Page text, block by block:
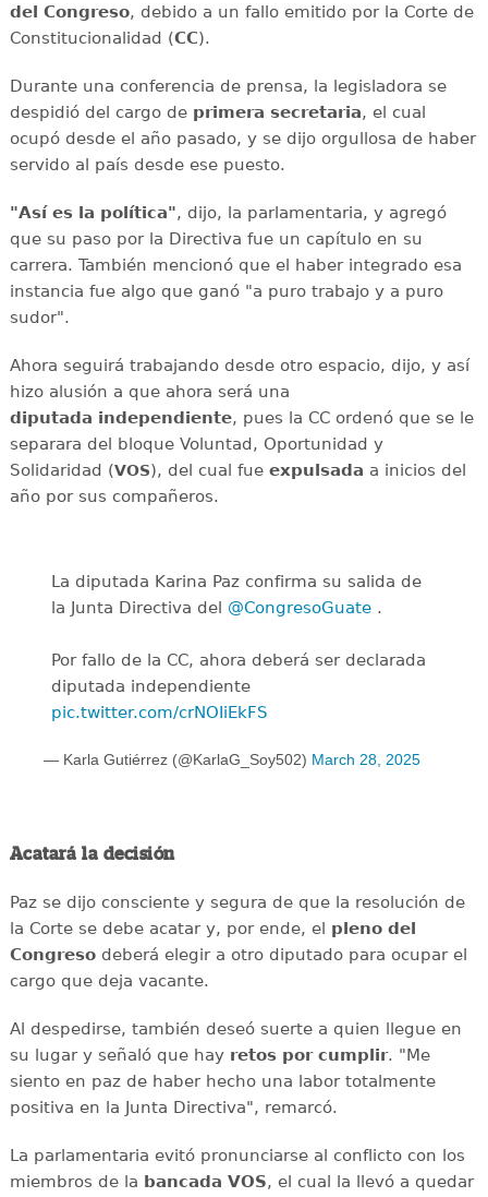
del Congreso, debido a un fallo emitido por la Corte de
Constitucionalidad (CC).
Durante una conferencia de prensa, la legisladora se
despidió del cargo de primera secretaria, el cual
ocupó desde el año pasado, y se dijo orgullosa de haber
servido al país desde ese puesto.
"Así es la política", dijo, la parlamentaria, y agregó
que su paso por la Directiva fue un capítulo en su
carrera. También mencionó que el haber integrado esa
instancia fue algo que ganó "a puro trabajo y a puro
sudor".
Ahora seguirá trabajando desde otro espacio, dijo, y así
hizo alusión a que ahora será una
diputada independiente, pues la CC ordenó que se le
separara del bloque Voluntad, Oportunidad y
Solidaridad (VOS), del cual fue expulsada a inicios del
año por sus compañeros.
La diputada Karina Paz confirma su salida de
la Junta Directiva del @CongresoGuate .
Por fallo de la CC, ahora deberá ser declarada
diputada independiente
pic.twitter.com/crNOIiEkFS
— Karla Gutiérrez (@KarlaG_Soy502) March 28, 2025
Acatará la decisión
Paz se dijo consciente y segura de que la resolución de
la Corte se debe acatar y, por ende, el pleno del
Congresodeberá elegir a otro diputado para ocupar el
cargo que deja vacante.
Al despedirse, también deseó suerte a quien llegue en
su lugar y señaló que hayretos por cumplir. "Me
siento en paz de haber hecho una labor totalmente
positiva en la Junta Directiva", remarcó.
La parlamentaria evitó pronunciarse al conflicto con los
miembros de la bancada VOS, el cual la llevó a quedar